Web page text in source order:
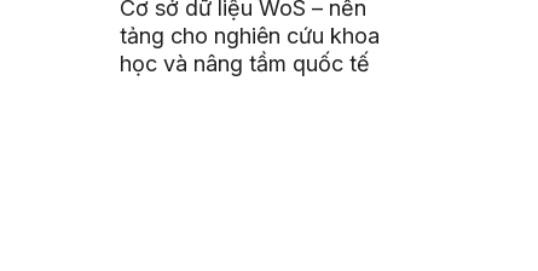
Cơ sở dữ liệu WoS – nền
tảng cho nghiên cứu khoa
học và nâng tầm quốc tế